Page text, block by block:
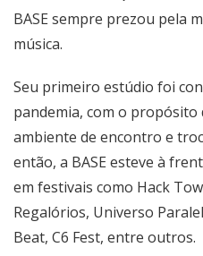
BASE sempre prezou pela
música.
Seu primeiro estúdio foi
pandemia, com o
ambiente de encontro e
então, a BASE esteve à
em festivais como Hack
Regalórios, Universo
Beat, C6 Fest, entre outros.